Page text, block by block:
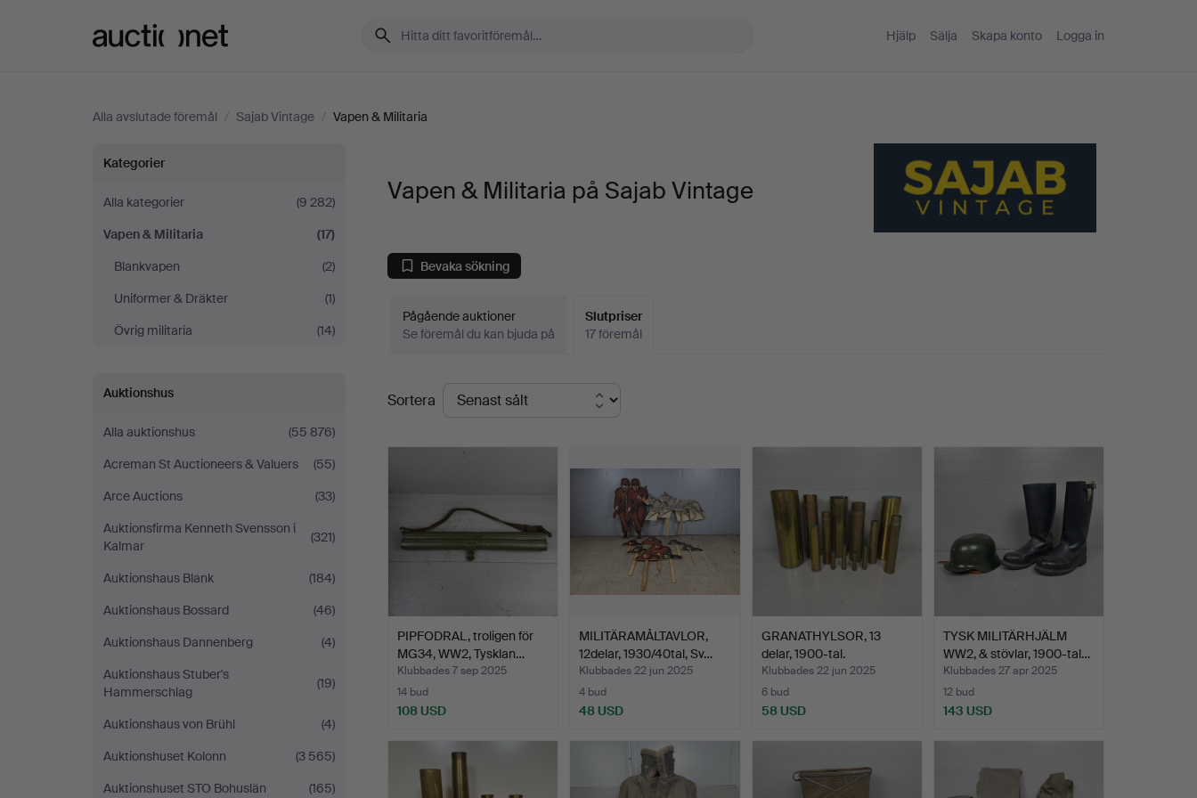
Hjälp Sälja Skapa konto Logga in
Alla avslutade föremål / Sajab Vintage / Vapen & Militaria
Vapen
&
Militaria
på
Sajab
Vintage
Kategorier
Alla kategorier
(9 282)
Vapen & Militaria
(17)
Blankvapen
(2)
Uniformer & Dräkter
(1)
Övrig militaria
(14)
Auktionshus
Alla auktionshus
(55 876)
Acreman St Auctioneers & Valuers
(55)
Arce Auctions
(33)
Auktionsfirma Kenneth Svensson i
Kalmar
(321)
Auktionshaus Blank
(184)
Auktionshaus Bossard
(46)
Auktionshaus Dannenberg
(4)
Auktionshaus Stuber's
Hammerschlag
(19)
Auktionshaus von Brühl
(4)
Auktionshuset Kolonn
(3 565)
Auktionshuset STO Bohuslän
(165)
Vapen & Militaria på Sajab Vintage
Bevaka sökning
Pågående auktioner
Se föremål du kan bjuda på
Slutpriser
17 föremål
Slutpriser
Sortera
PIPFODRAL, troligen för
MG34, WW2, Tysklan…
Klubbades 7 sep 2025
14 bud
108 USD
MILITÄRAMÅLTAVLOR,
12delar, 1930/40tal, Sv…
Klubbades 22 jun 2025
4 bud
48 USD
GRANATHYLSOR, 13
delar, 1900-tal.
Klubbades 22 jun 2025
6 bud
58 USD
TYSK MILITÄRHJÄLM
WW2, & stövlar, 1900-tal…
Klubbades 27 apr 2025
12 bud
143 USD